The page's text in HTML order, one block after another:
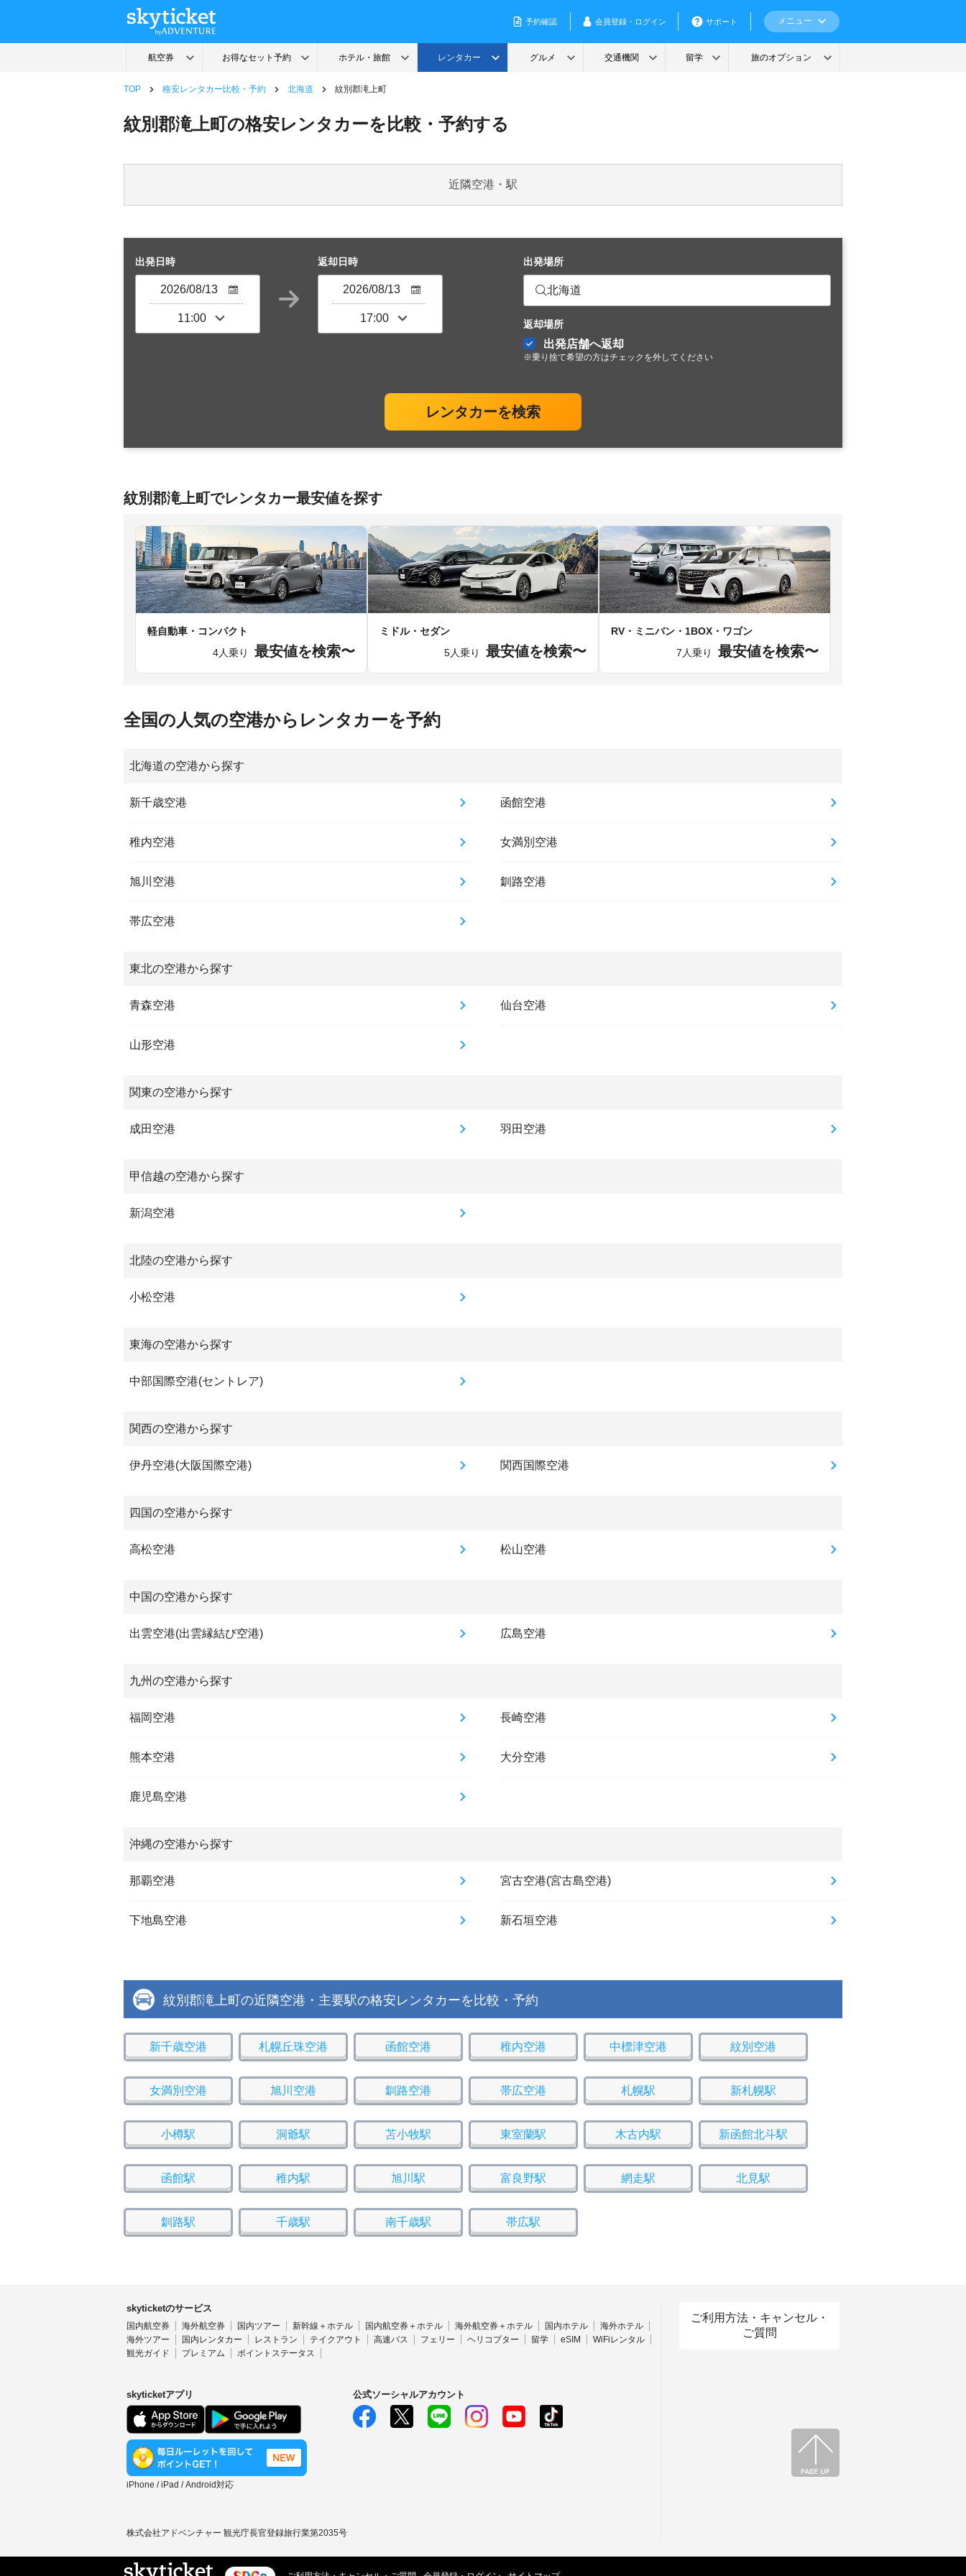
TOP 格安レンタカー比較・予約 北海道 紋別郡滝上町
紋別郡滝上町の格安レンタカーを比較・予約する
近隣空港・駅
出発日時 返却日時 出発場所
北海道
返却場所
出発店舗へ返却
※乗り捨て希望の方はチェックを外してください
レンタカーを検索
紋別郡滝上町でレンタカー最安値を探す
軽自動車・コンパクト
4人乗り
最安値を検索〜
ミドル・セダン
5人乗り
最安値を検索〜
RV・ミニバン・1BOX・ワゴン
7人乗り
最安値を検索〜
全国の人気の空港からレンタカーを予約
北海道の空港から探す
新千歳空港 函館空港
稚内空港 女満別空港
旭川空港 釧路空港
帯広空港
東北の空港から探す
青森空港 仙台空港
山形空港
関東の空港から探す
成田空港 羽田空港
甲信越の空港から探す
新潟空港
北陸の空港から探す
小松空港
東海の空港から探す
中部国際空港(セントレア)
関西の空港から探す
伊丹空港(大阪国際空港) 関西国際空港
四国の空港から探す
高松空港 松山空港
中国の空港から探す
出雲空港(出雲縁結び空港) 広島空港
九州の空港から探す
福岡空港 長崎空港
熊本空港 大分空港
鹿児島空港
沖縄の空港から探す
那覇空港 宮古空港(宮古島空港)
下地島空港 新石垣空港
紋別郡滝上町の近隣空港・主要駅の格安レンタカーを比較・予約
新千歳空港 札幌丘珠空港 函館空港 稚内空港 中標津空港 紋別空港
女満別空港 旭川空港 釧路空港 帯広空港 札幌駅 新札幌駅
小樽駅 洞爺駅 苫小牧駅 東室蘭駅 木古内駅 新函館北斗駅
函館駅 稚内駅 旭川駅 富良野駅 網走駅 北見駅
釧路駅 千歳駅 南千歳駅 帯広駅